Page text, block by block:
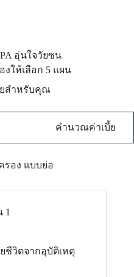
อุ่นใจวัยซน
ให้เลือก 5 แผน
สำหรับคุณ
คำนวณค่าเบี้ย
อง แบบย่อ
1
ชีวิตจากอุบัติเหตุ